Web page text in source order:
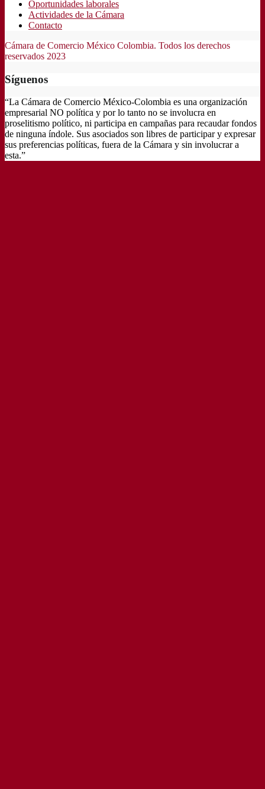
Oportunidades laborales
Actividades de la Cámara
Contacto
Cámara de Comercio México Colombia. Todos los derechos
reservados 2023
Síguenos
“La Cámara de Comercio México-Colombia es una organización
empresarial NO política y por lo tanto no se involucra en
proselitismo político, ni participa en campañas para recaudar fondos
de ninguna índole. Sus asociados son libres de participar y expresar
sus preferencias políticas, fuera de la Cámara y sin involucrar a
esta.”